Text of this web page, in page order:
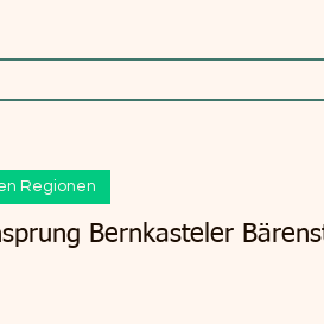
Bernkasteler
Regionen